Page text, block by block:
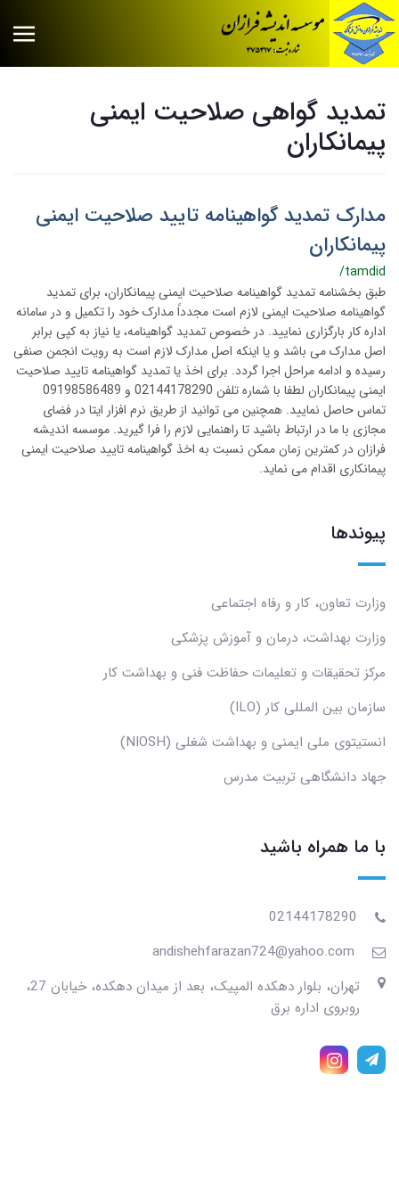
تمدید گواهی صلاحیت ایمنی
پیمانکاران
مدارک تمدید گواهینامه تایید صلاحیت ایمنی
پیمانکاران
/tamdid
طبق بخشنامه تمدید گواهینامه صلاحیت ایمنی پیمانکاران، برای تمدید
گواهینامه صلاحیت ایمنی لازم است مجدداً مدارک خود را تکمیل و در سامانه
اداره کار بارگزاری نمایید. در خصوص تمدید گواهینامه، یا نیاز به کپی برابر
اصل مدارک می باشد و یا اینکه اصل مدارک لازم است به رویت انجمن صنفی
رسیده و ادامه مراحل اجرا گردد. برای اخذ یا تمدید گواهینامه تایید صلاحیت
ایمنی پیمانکاران لطفا با شماره تلفن 02144178290 و 09198586489
تماس حاصل نمایید. همچنین می توانید از طریق نرم افزار ایتا در فضای
مجازی با ما در ارتباط باشید تا راهنمایی لازم را فرا گیرید. موسسه اندیشه
فرازان در کمترین زمان ممکن نسبت به اخذ گواهینامه تایید صلاحیت ایمنی
پیمانکاری اقدام می نماید.
پیوندها
وزارت تعاون، کار و رفاه اجتماعی
وزارت بهداشت، درمان و آموزش پزشکی
مرکز تحقیقات و تعلیمات حفاظت فنی و بهداشت کار
سازمان بین المللی کار (ILO)
انستیتوی ملی ایمنی و بهداشت شغلی (NIOSH)
جهاد دانشگاهی تربیت مدرس
با ما همراه باشید
02144178290
andishehfarazan724@yahoo.com
تهران، بلوار دهکده المپیک، بعد از میدان دهکده، خیابان 27،
روبروی اداره برق